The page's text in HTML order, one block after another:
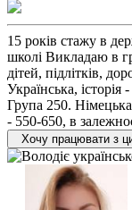
15 років стажу в
школі Викладаю в
дітей, підлітків,
Українська, історія
Група 250.
- 550-650, в
Хочу працювати з